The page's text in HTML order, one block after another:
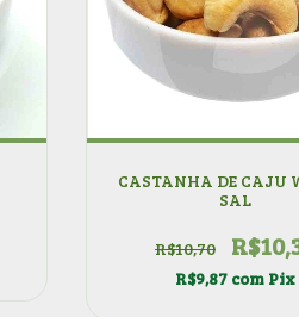
CASTANHA DE CAJU
SAL
R$10,70
R$9,87 com Pix